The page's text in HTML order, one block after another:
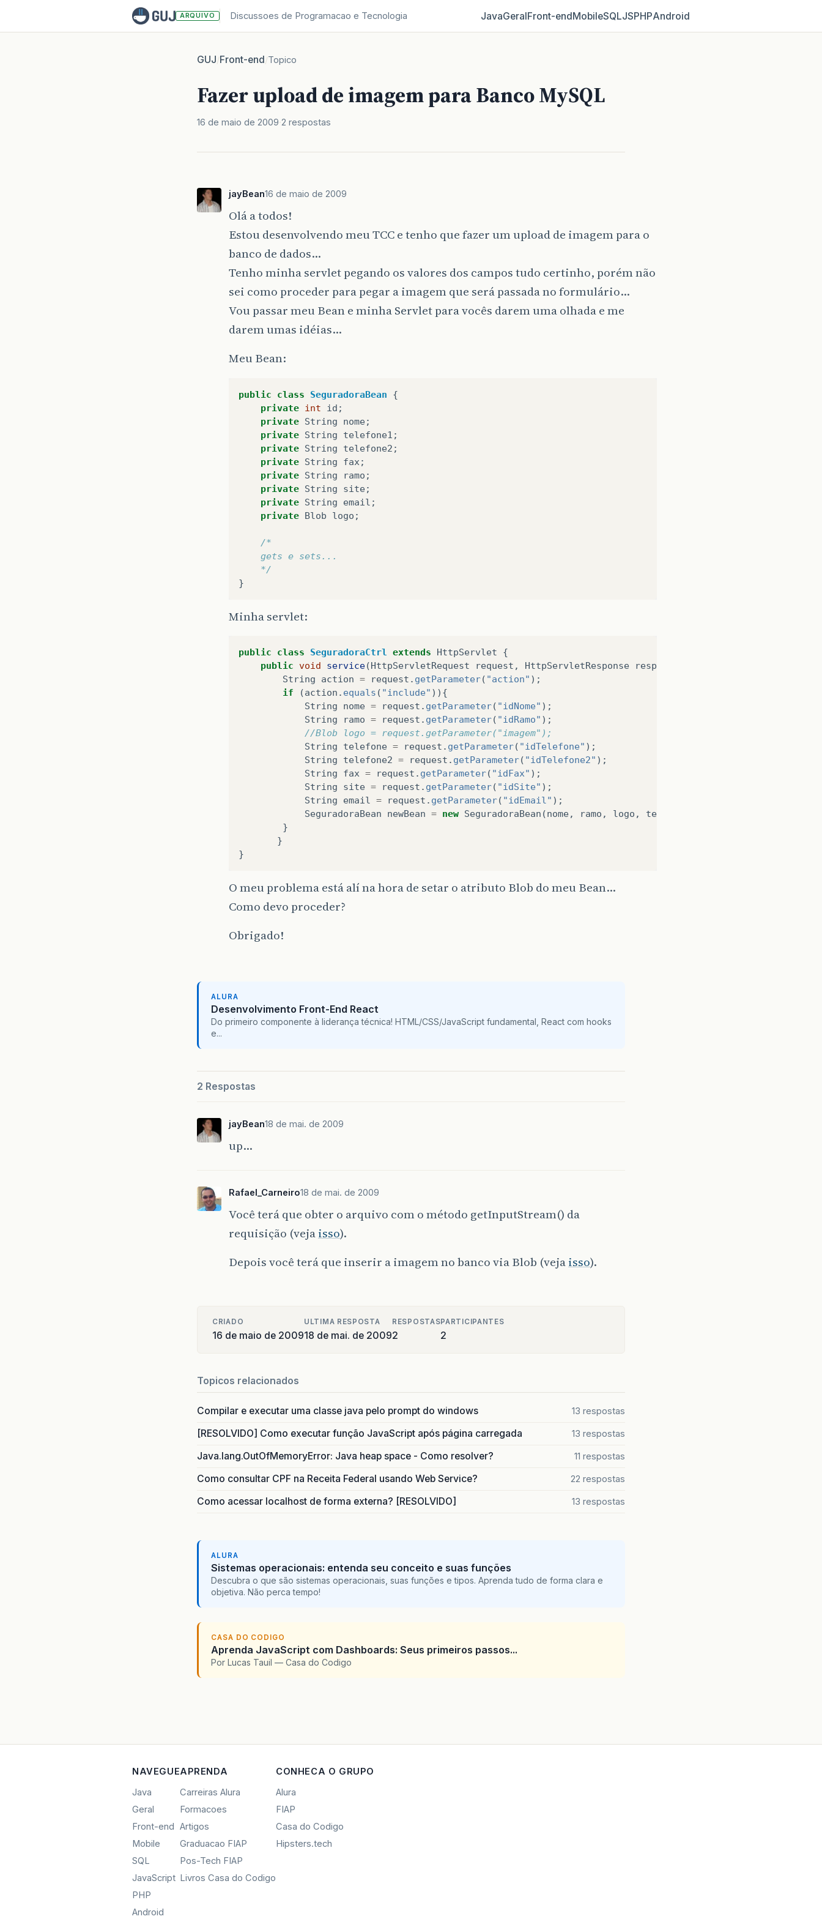
ARQUIVO Discussoes de Programacao e Tecnologia JavaGeralFront‑endMobileSQLJSPHPAndroid
GUJ/Front-end/Topico
Fazer upload de imagem para Banco MySQL
16 de maio de 2009 2 respostas
jayBean16 de maio de 2009
Olá a todos!
Estou desenvolvendo meu TCC e tenho que fazer um upload de imagem para o
banco de dados…
Tenho minha servlet pegando os valores dos campos tudo certinho, porém não
sei como proceder para pegar a imagem que será passada no formulário…
Vou passar meu Bean e minha Servlet para vocês darem uma olhada e me
darem umas idéias…
Meu Bean:
public class SeguradoraBean
{
private int id ;
private String nome;
private String telefone1 ;
private String telefone2 ;
private String fax ;
private String ramo ;
private String site;
private String email ;
private Blob logo ;
/*
    gets e sets...
    */
}
Minha servlet:
public class SeguradoraCtrl extends HttpServlet
{
public void service(HttpServletRequest request , HttpServletResponse response
String
action = request . getParameter( "action" );
if
(action . equals ( "include" )){
String
nome = request . getParameter( "idNome" );
String
ramo = request . getParameter( "idRamo" );
//Blob logo = request.getParameter("imagem");
String
telefone = request . getParameter( "idTelefone" );
String
telefone2 = request . getParameter( "idTelefone2" );
String
fax = request . getParameter( "idFax" );
String
site = request . getParameter( "idSite" );
String
email = request . getParameter( "idEmail" );
SeguradoraBean
newBean = new SeguradoraBean (nome, ramo , logo , telefone
}
}
}
O meu problema está alí na hora de setar o atributo Blob do meu Bean…
Como devo proceder?
Obrigado!
ALURA
Desenvolvimento Front-End React
Do primeiro componente à liderança técnica! HTML/CSS/JavaScript fundamental, React com hooks
e...
2 Respostas
jayBean18 de mai. de 2009
up…
Rafael_Carneiro18 de mai. de 2009
Você terá que obter o arquivo com o método getInputStream() da
requisição (vejaisso).
Depois você terá que inserir a imagem no banco via Blob (vejaisso).
CRIADO
16 de maio de 2009
ULTIMA RESPOSTA
18 de mai. de 2009
RESPOSTAS
2
PARTICIPANTES
2
Topicos relacionados
Compilar e executar uma classe java pelo prompt do windows 13 respostas
[RESOLVIDO] Como executar função JavaScript após página carregada 13 respostas
Java.lang.OutOfMemoryError: Java heap space - Como resolver? 11 respostas
Como consultar CPF na Receita Federal usando Web Service? 22 respostas
Como acessar localhost de forma externa? [RESOLVIDO] 13 respostas
ALURA
Sistemas operacionais: entenda seu conceito e suas funções
Descubra o que são sistemas operacionais, suas funções e tipos. Aprenda tudo de forma clara e
objetiva. Não perca tempo!
CASA DO CODIGO
Aprenda JavaScript com Dashboards: Seus primeiros passos...
Por Lucas Tauil — Casa do Codigo
NAVEGUE
Java
Geral
Front-end
Mobile
SQL
JavaScript
PHP
Android
APRENDA
Carreiras Alura
Formacoes
Artigos
Graduacao FIAP
Pos-Tech FIAP
Livros Casa do Codigo
CONHECA O GRUPO
Alura
FIAP
Casa do Codigo
Hipsters.tech